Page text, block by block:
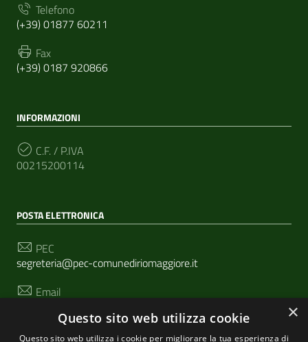
Telefono
(+39) 01877 60211
Fax
(+39) 0187 920866
INFORMAZIONI
C.F. / P.IVA
00215200114
POSTA ELETTRONICA
PEC
segreteria@pec-comunediriomaggiore.it
Email
×
Questo sito web utilizza cookie
Questo sito web utilizza i cookie per migliorare la tua esperienza di